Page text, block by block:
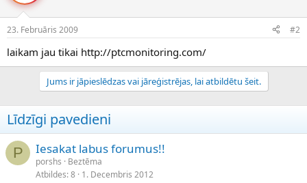
23. Februāris 2009 #2
laikam jau tikai http://ptcmonitoring.com/
Jums ir jāpieslēdzas vai jāreģistrējas, lai atbildētu šeit.
Līdzīgi pavedieni
P Iesakat labus forumus!!
porshs
Beztēma
Atbildes 8 1. Decembris 2012